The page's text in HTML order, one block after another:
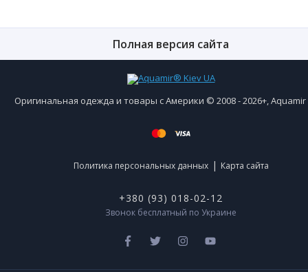
Полная версия сайта
Оригинальная одежда и товары с Америки © 2008 - 2026+,
Политика персональных данных | Карта сайта
+380 (93) 018-02-12
Звонок бесплатный по Украине